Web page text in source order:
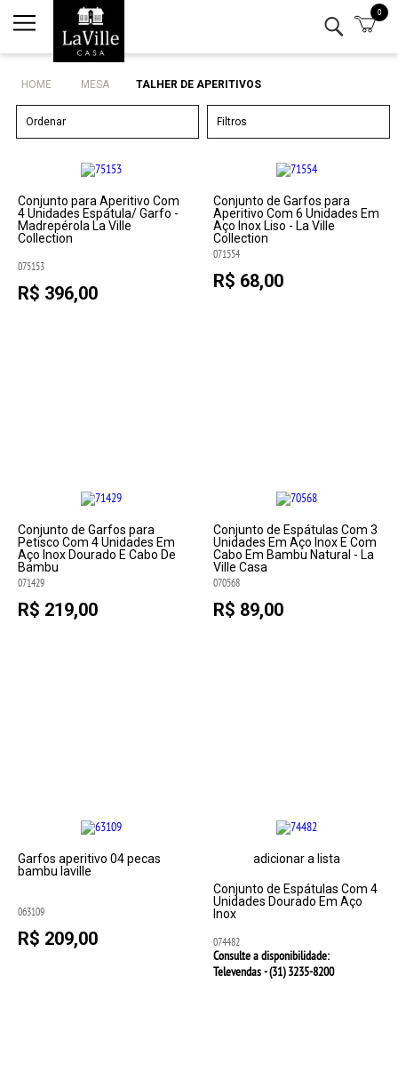
0
Minha conta
Lista de Presentes
Mesa
Eletro
Bar
Decor
HOME MESA TALHER DE APERITIVOS
Filtros
Ordenar
Conjunto para Aperitivo Com
4 Unidades Espátula/ Garfo -
Madrepérola La Ville
Collection
075153
R$ 396,00
Conjunto de Garfos para
Aperitivo Com 6 Unidades Em
Aço Inox Liso - La Ville
Collection
071554
R$ 68,00
Conjunto de Garfos para
Petisco Com 4 Unidades Em
Aço Inox Dourado E Cabo De
Bambu
071429
R$ 219,00
Conjunto de Espátulas Com 3
Unidades Em Aço Inox E Com
Cabo Em Bambu Natural - La
Ville Casa
070568
R$ 89,00
Garfos aperitivo 04 pecas
bambu laville
063109
R$ 209,00
adicionar a lista
Conjunto de Espátulas Com 4
Unidades Dourado Em Aço
Inox
074482
Consulte a disponibilidade:
Televendas - (31)3235-8200